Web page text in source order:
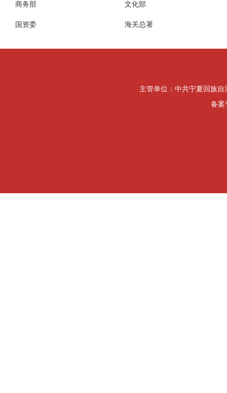
商务部 文化部
国资委 海关总署
主管单位：中共宁夏回族自
备案